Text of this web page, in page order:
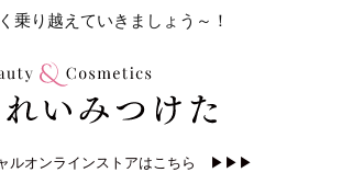
乗り越えていきましょう～！
ルオンラインストアはこちら ▶▶▶